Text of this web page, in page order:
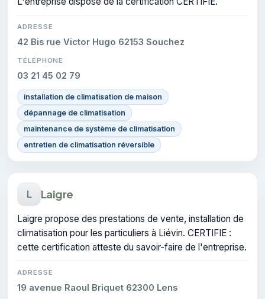
ADRESSE
42 Bis rue Victor Hugo 62153 Souchez
TÉLÉPHONE
03 21 45 02 79
installation de climatisation de maison
dépannage de climatisation
maintenance de système de climatisation
entretien de climatisation réversible
L Laigre
Laigre propose des prestations de vente, installation de
climatisation pour les particuliers à Liévin. CERTIFIE :
cette certification atteste du savoir-faire de l'entreprise.
ADRESSE
19 avenue Raoul Briquet 62300 Lens